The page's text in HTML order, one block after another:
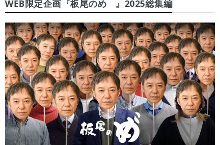
WEB限定企画『板尾のめ゙』2025総集編